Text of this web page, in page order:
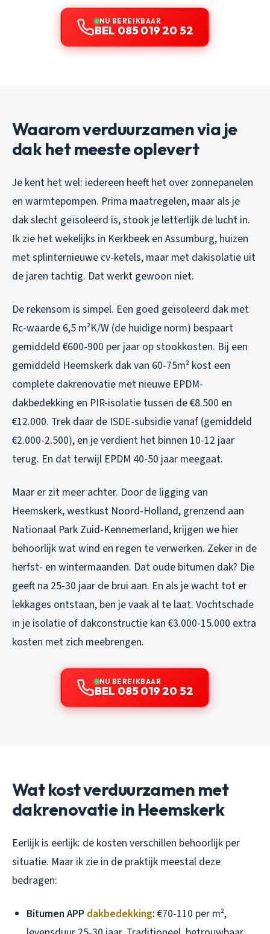
NU BEREIKBAAR
BEL 085 019 20 52
Waarom verduurzamen via je
dak het meeste oplevert
Je kent het wel: iedereen heeft het over zonnepanelen
en warmtepompen. Prima maatregelen, maar als je
dak slecht geïsoleerd is, stook je letterlijk de lucht in.
Ik zie het wekelijks in Kerkbeek en Assumburg, huizen
met splinternieuwe cv-ketels, maar met dakisolatie uit
de jaren tachtig. Dat werkt gewoon niet.
De rekensom is simpel. Een goed geïsoleerd dak met
Rc-waarde 6,5 m²K/W (de huidige norm) bespaart
gemiddeld €600-900 per jaar op stookkosten. Bij een
gemiddeld Heemskerk dak van 60-75m² kost een
complete dakrenovatie met nieuwe EPDM-
dakbedekking en PIR-isolatie tussen de €8.500 en
€12.000. Trek daar de ISDE-subsidie vanaf (gemiddeld
€2.000-2.500), en je verdient het binnen 10-12 jaar
terug. En dat terwijl EPDM 40-50 jaar meegaat.
Maar er zit meer achter. Door de ligging van
Heemskerk, westkust Noord-Holland, grenzend aan
Nationaal Park Zuid-Kennemerland, krijgen we hier
behoorlijk wat wind en regen te verwerken. Zeker in de
herfst- en wintermaanden. Dat oude bitumen dak? Die
geeft na 25-30 jaar de brui aan. En als je wacht tot er
lekkages ontstaan, ben je vaak al te laat. Vochtschade
in je isolatie of dakconstructie kan €3.000-15.000 extra
kosten met zich meebrengen.
NU BEREIKBAAR
BEL 085 019 20 52
Wat kost verduurzamen met
dakrenovatie in Heemskerk
Eerlijk is eerlijk: de kosten verschillen behoorlijk per
situatie. Maar ik zie in de praktijk meestal deze
bedragen:
Bitumen APP dakbedekking: €70-110 per m²,